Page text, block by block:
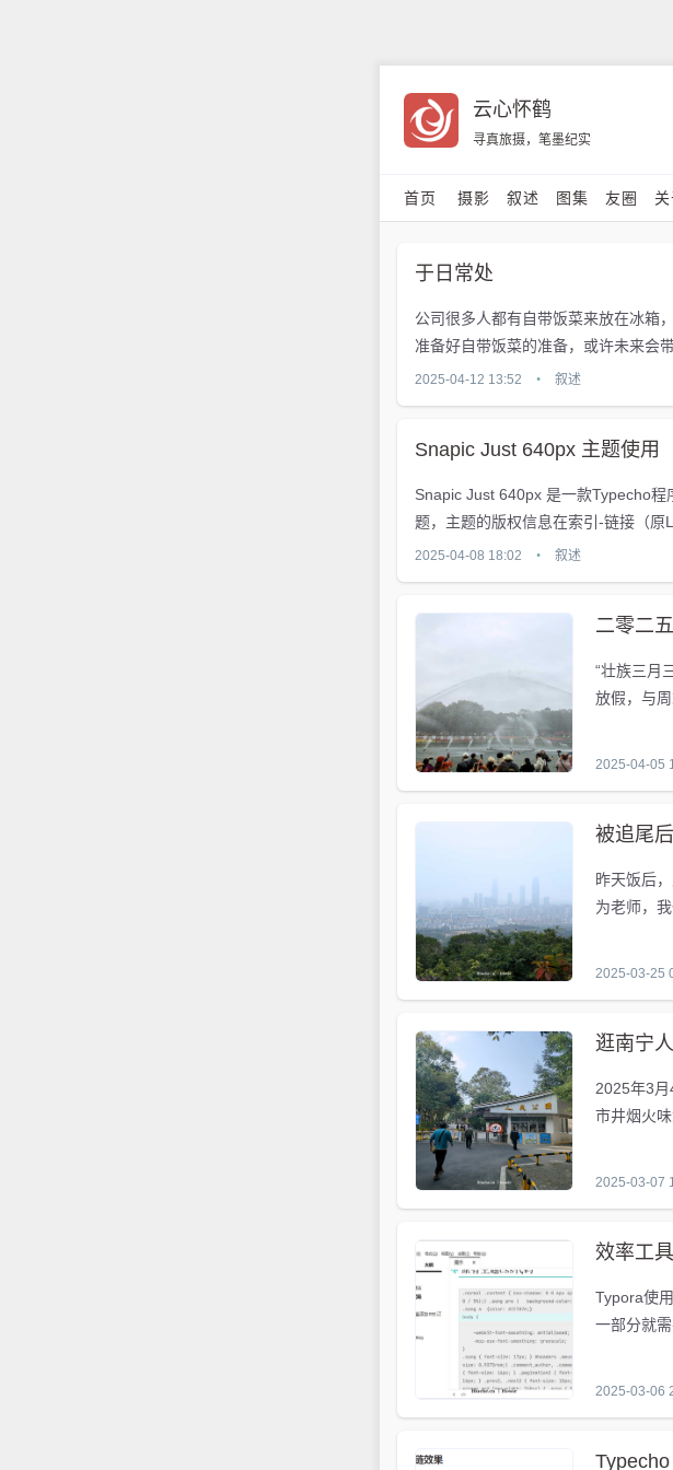
云心怀鹤
寻真旅摄，笔墨纪实
首页 摄影 叙述 图集 友圈
于日常处
公司很多人都有自带饭菜来放在冰箱
准备好自带饭菜的准备，或许未来会
最多的食物。[fotos] [/fotos]
2025-04-12 13:52 • 叙述
Snapic Just 640px 主题使用
Snapic Just 640px 是一款Typecho
题，主题的版权信息在索引-链接（原
1，电脑的滚轮阀值我设置为10，...
2025-04-08 18:02 • 叙述
二零二
“壮族三月
放假，与
2025-04-05
被追尾
昨天饭后
为老师，
2025-03-25
逛南宁
2025年3月
市井烟火
2025-03-07
效率工
Typora使
一部分就
2025-03-06